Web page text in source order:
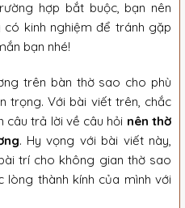
hợp bắt buộc, bạn nên
kinh nghiệm để tránh gặp
bạn nhé!
trên bàn thờ sao cho phù
trọng. Với bài viết trên, chắc
câu trả lời về câu hỏi nên thờ
. Hy vọng với bài viết này,
trí cho không gian thờ sao
lòng thành kính của mình với